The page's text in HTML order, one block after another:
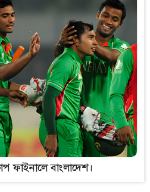
ফাইনালে বাংলাদেশ।